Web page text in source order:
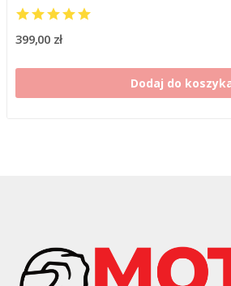
399,00 zł
Dodaj do